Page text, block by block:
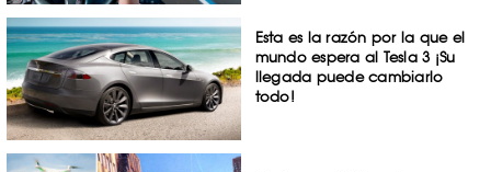
Esta es la razón por la que el
mundo espera al Tesla 3 ¡Su
llegada puede cambiarlo
todo!